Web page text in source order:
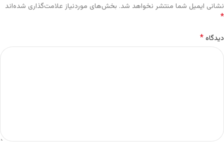
نشانی ایمیل شما منتشر نخواهد شد. بخش‌های موردنیاز علامت‌گذاری شده‌اند
*
دیدگاه*